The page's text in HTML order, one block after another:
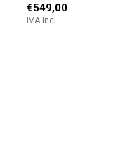
€549,00
IVA Incl.